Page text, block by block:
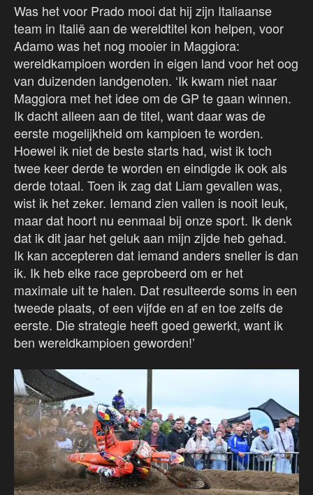
Was het voor Prado mooi dat hij zijn Italiaanse
team in Italië aan de wereldtitel kon helpen, voor
Adamo was het nog mooier in Maggiora:
wereldkampioen worden in eigen land voor het oog
van duizenden landgenoten. ‘Ik kwam niet naar
Maggiora met het idee om de GP te gaan winnen.
Ik dacht alleen aan de titel, want daar was de
eerste mogelijkheid om kampioen te worden.
Hoewel ik niet de beste starts had, wist ik toch
twee keer derde te worden en eindigde ik ook als
derde totaal. Toen ik zag dat Liam gevallen was,
wist ik het zeker. Iemand zien vallen is nooit leuk,
maar dat hoort nu eenmaal bij onze sport. Ik denk
dat ik dit jaar het geluk aan mijn zijde heb gehad.
Ik kan accepteren dat iemand anders sneller is dan
ik. Ik heb elke race geprobeerd om er het
maximale uit te halen. Dat resulteerde soms in een
tweede plaats, of een vijfde en af en toe zelfs de
eerste. Die strategie heeft goed gewerkt, want ik
ben wereldkampioen geworden!’